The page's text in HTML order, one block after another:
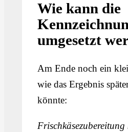
Wie kann die
umgesetzt
Am Ende noch ein
wie das Ergebnis
könnte: